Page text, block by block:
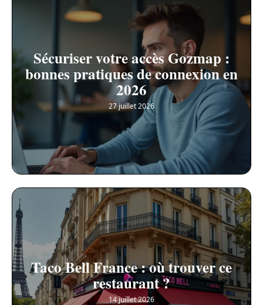
Sécuriser votre accès Gozmap :
bonnes pratiques de connexion en
2026
27 juillet 2026
Taco Bell France : où trouver ce
restaurant ?
14 juillet 2026